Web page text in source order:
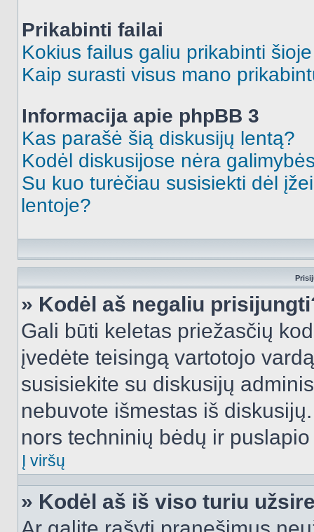
Prikabinti failai
Kokius failus galiu prikabinti
Kaip surasti visus mano
Informacija apie phpBB 3
Kas parašė šią diskusijų lentą?
Kodėl diskusijose nėra
Su kuo turėčiau susisiekti dėl
lentoje?
» Kodėl aš negaliu
Gali būti keletas priežasčių
įvedėte teisingą vartotojo
susisiekite su diskusijų
nebuvote išmestas iš
nors techninių bėdų ir
Į viršų
» Kodėl aš iš viso turiu